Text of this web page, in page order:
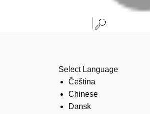
Select Language
Čeština
Chinese
Dansk